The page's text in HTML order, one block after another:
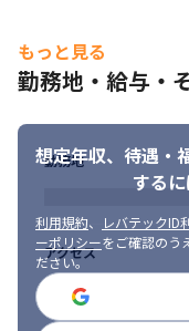
もっと見る
勤務地・給与・
想定年収、待遇・
する
利用規約、 レバテックID
ーポリシーをご確認のう
ださい。
勤務地
アクセス